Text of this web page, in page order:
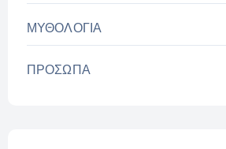
ΜΥΘΟΛΟΓΙΑ
ΠΡΟΣΩΠΑ